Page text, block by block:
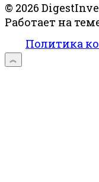
© 2026
Работает на
Политика